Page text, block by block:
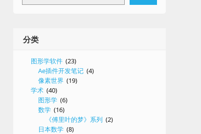
分类
图形学软件 (23)
Ae插件开发笔记 (4)
像素世界 (19)
学术 (40)
图形学 (6)
数学 (16)
《傅里叶的梦》系列 (2)
日本数学 (8)